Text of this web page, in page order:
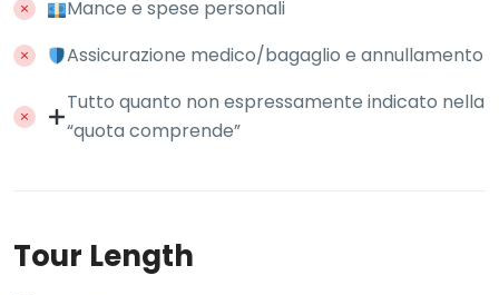
Mance e spese personali
Assicurazione medico/bagaglio e annullamento
Tutto quanto non espressamente indicato nella
“quota comprende”
Tour Length